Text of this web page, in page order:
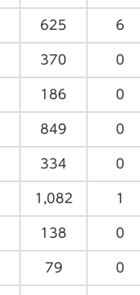
625 6
370 0
186 0
849 0
334 0
1,082 1
138 0
79 0